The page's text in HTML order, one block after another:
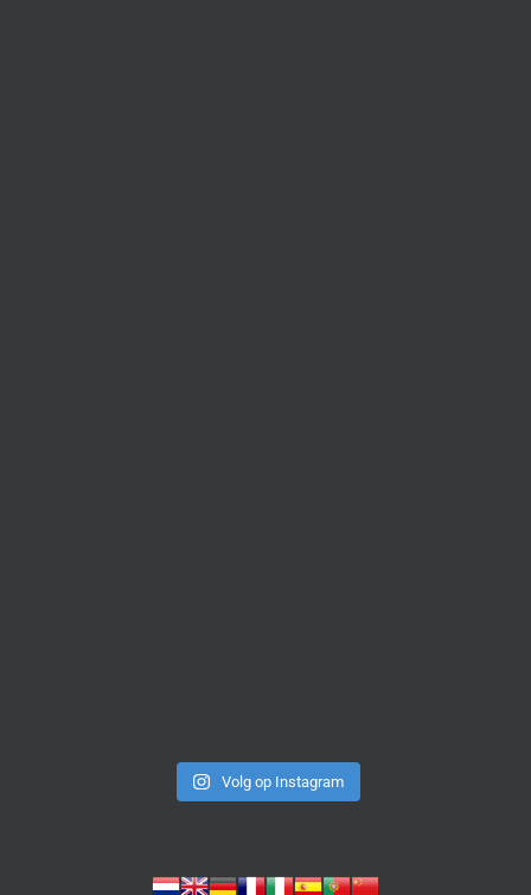
Volg op Instagram